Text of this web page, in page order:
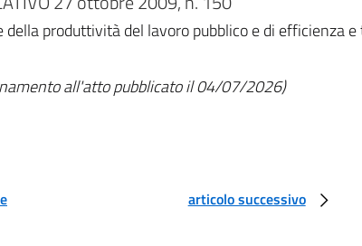
produttività del lavoro pubblico e di efficienza
all'atto pubblicato il 04/07/2026)
articolo successivo